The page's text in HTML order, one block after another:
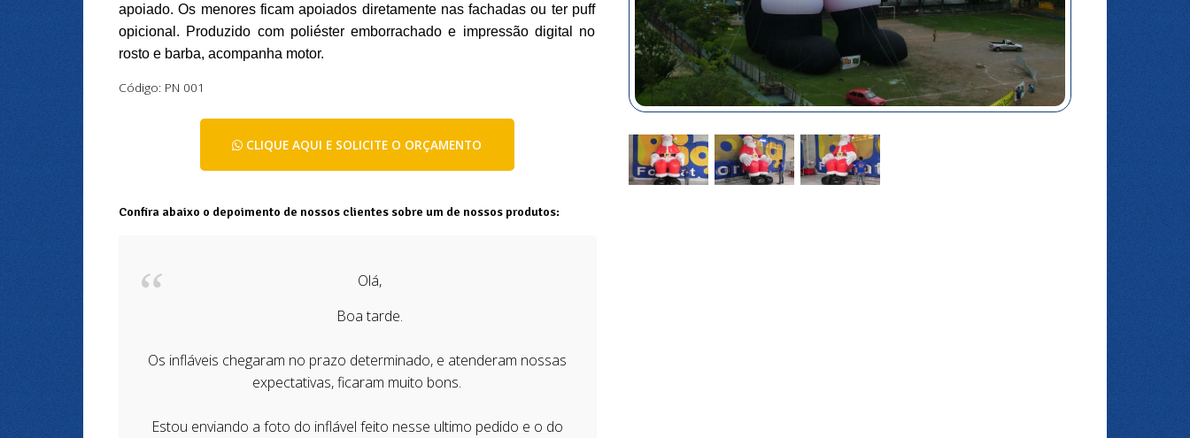
apoiado.Os menores ficam apoiados diretamente nas fachadas ou ter puff
opicional. Produzido com poliéster emborrachado e impressão digital no
rosto e barba, acompanha motor.
Código: PN 001
CLIQUE AQUI E SOLICITE O ORÇAMENTO
Confira abaixo o depoimento de nossos clientes sobre um de nossos produtos:
Olá,
Boa tarde.
Os infláveis chegaram no prazo determinado, e atenderam nossas
expectativas, ficaram muito bons.
Estou enviando a foto do inflável feito nesse ultimo pedido e o do